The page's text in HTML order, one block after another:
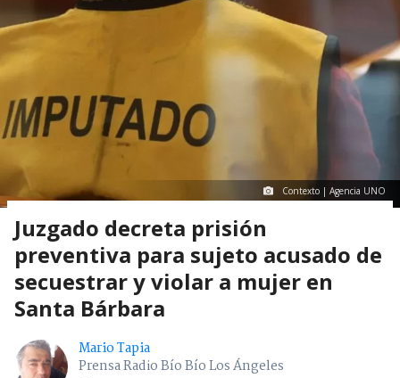
Contexto | Agencia UNO
Juzgado decreta prisión
preventiva para sujeto acusado de
secuestrar y violar a mujer en
Santa Bárbara
Mario Tapia
Prensa Radio Bío Bío Los Ángeles